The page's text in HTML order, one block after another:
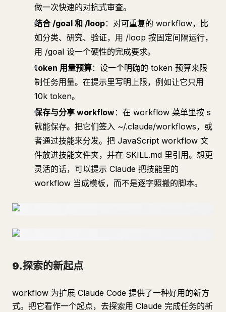
做一次快速的对抗式审查。
结合 /goal 和 /loop：对可重复的 workflow，比
如分类、研究、验证，用 /loop 按固定间隔运行，
用 /goal 设一个硬性的完成要求。
token 用量预算：设一个明确的 token 预算来限
制任务用量。在提示里写明上限，例如让它只用
10k token。
保存与分享 workflow：在 workflow 菜单里按 s
就能保存。把它们签入 ~/.claude/workflows，或
者通过技能来分发。把 JavaScript workflow 文
件放进技能文件夹，并在 SKILL.md 里引用。想更
灵活的话，可以提示 Claude 把技能里的
workflow 当成模板，而不是逐字照搬的脚本。
9.探索的新起点
workflow 为扩展 Claude Code 提供了一种好用的新方
式。把它看作一个起点，去探索用 Claude 完成任务的新